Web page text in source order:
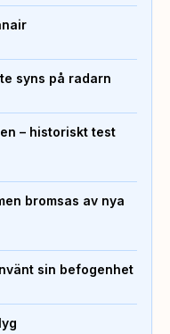
syns på radarn
– historiskt test
bromsas av nya
sin befogenhet